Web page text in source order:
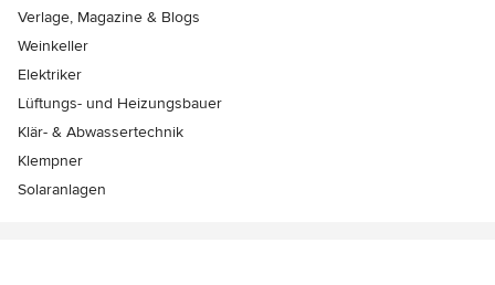
Verlage, Magazine & Blogs
Weinkeller
Elektriker
Lüftungs- und Heizungsbauer
Klär- & Abwassertechnik
Klempner
Solaranlagen